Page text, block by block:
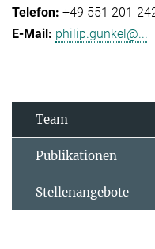
+49 551 201-
philip.gunkel@...
Team
Publikationen
Stellenangebote